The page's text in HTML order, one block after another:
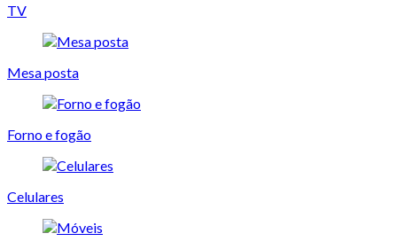
TV
Mesa posta
Forno e fogão
Celulares